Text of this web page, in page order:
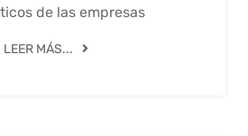
de las empresas
LEER MÁS...